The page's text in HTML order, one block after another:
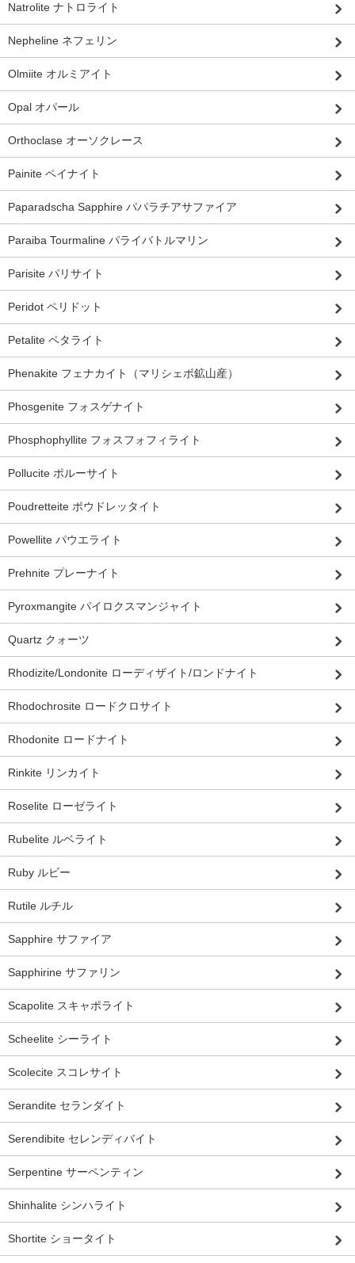
Natrolite ナトロライト
Nepheline ネフェリン
Olmiite オルミアイト
Opal オパール
Orthoclase オーソクレース
Painite ペイナイト
Paparadscha Sapphire パパラチアサファイア
Paraiba Tourmaline パライバトルマリン
Parisite パリサイト
Peridot ペリドット
Petalite ペタライト
Phenakite フェナカイト（マリシェボ鉱山産）
Phosgenite フォスゲナイト
Phosphophyllite フォスフォフィライト
Pollucite ポルーサイト
Poudretteite ポウドレッタイト
Powellite パウエライト
Prehnite プレーナイト
Pyroxmangite パイロクスマンジャイト
Quartz クォーツ
Rhodizite/Londonite ローディザイト/ロンドナイト
Rhodochrosite ロードクロサイト
Rhodonite ロードナイト
Rinkite リンカイト
Roselite ローゼライト
Rubelite ルベライト
Ruby ルビー
Rutile ルチル
Sapphire サファイア
Sapphirine サファリン
Scapolite スキャポライト
Scheelite シーライト
Scolecite スコレサイト
Serandite セランダイト
Serendibite セレンディバイト
Serpentine サーペンティン
Shinhalite シンハライト
Shortite ショータイト